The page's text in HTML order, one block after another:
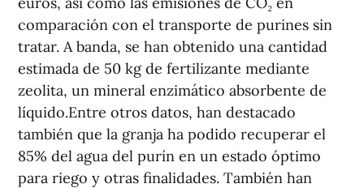
comparación con el transporte de purines sin
tratar. A banda, se han obtenido una cantidad
estimada de 50 kg de fertilizante mediante
zeolita, un mineral enzimático absorbente de
líquido.Entre otros datos, han destacado
también que la granja ha podido recuperar el
85% del agua del purín en un estado óptimo
para riego y otras finalidades. También han